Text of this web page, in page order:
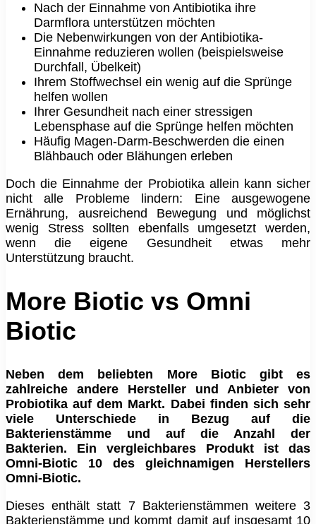
Nach der Einnahme von Antibiotika ihre
Darmflora unterstützen möchten
Die Nebenwirkungen von der Antibiotika-
Einnahme reduzieren wollen (beispielsweise
Durchfall, Übelkeit)
Ihrem Stoffwechsel ein wenig auf die Sprünge
helfen wollen
Ihrer Gesundheit nach einer stressigen
Lebensphase auf die Sprünge helfen möchten
Häufig Magen-Darm-Beschwerden die einen
Blähbauch oder Blähungen erleben
Doch die Einnahme der Probiotika allein kann sicher
nicht alle Probleme lindern: Eine ausgewogene
Ernährung, ausreichend Bewegung und möglichst
wenig Stress sollten ebenfalls umgesetzt werden,
wenn die eigene Gesundheit etwas mehr
Unterstützung braucht.
More Biotic vs Omni
Biotic
Neben dem beliebten More Biotic gibt es
zahlreiche andere Hersteller und Anbieter von
Probiotika auf dem Markt. Dabei finden sich sehr
viele Unterschiede in Bezug auf die
Bakterienstämme und auf die Anzahl der
Bakterien. Ein vergleichbares Produkt ist das
Omni-Biotic 10 des gleichnamigen Herstellers
Omni-Biotic.
Dieses enthält statt 7 Bakterienstämmen weitere 3
Bakterienstämme und kommt damit auf insgesamt 10